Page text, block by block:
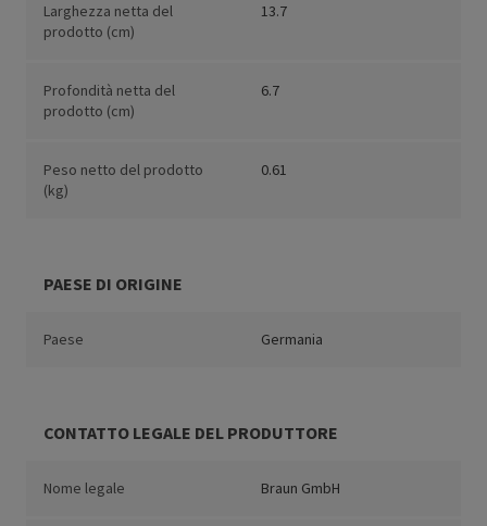
Larghezza netta del
prodotto (cm)
13.7
Profondità netta del
prodotto (cm)
6.7
Peso netto del prodotto
(kg)
0.61
PAESE DI ORIGINE
Paese Germania
CONTATTO LEGALE DEL PRODUTTORE
Nome legale Braun GmbH